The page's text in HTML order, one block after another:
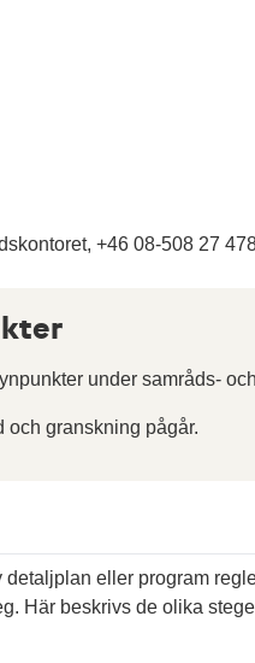
+46 08-508 27
under samråds-
och granskning pågår.
detaljplan eller program
Här beskrivs de olika